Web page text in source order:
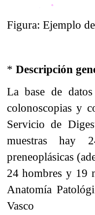
Figura: Ejemplo
* Descripción
La base de
colonoscopias y
Servicio de
muestras hay
preneoplásicas
24 hombres y 19
Anatomía
Vasco